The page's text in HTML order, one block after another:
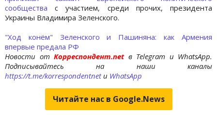
сообщества с участием, среди прочих, президента
Украины Владимира Зеленского.
"Ход конём" Зеленского и Пашиняна: как Армения
впервые предала РФ
Новости отКорреспондент.net в Telegram и WhatsApp.
Подписывайтесь на наши каналы
https://t.me/korrespondentnetи WhatsApp
Читайте нас в Google.News